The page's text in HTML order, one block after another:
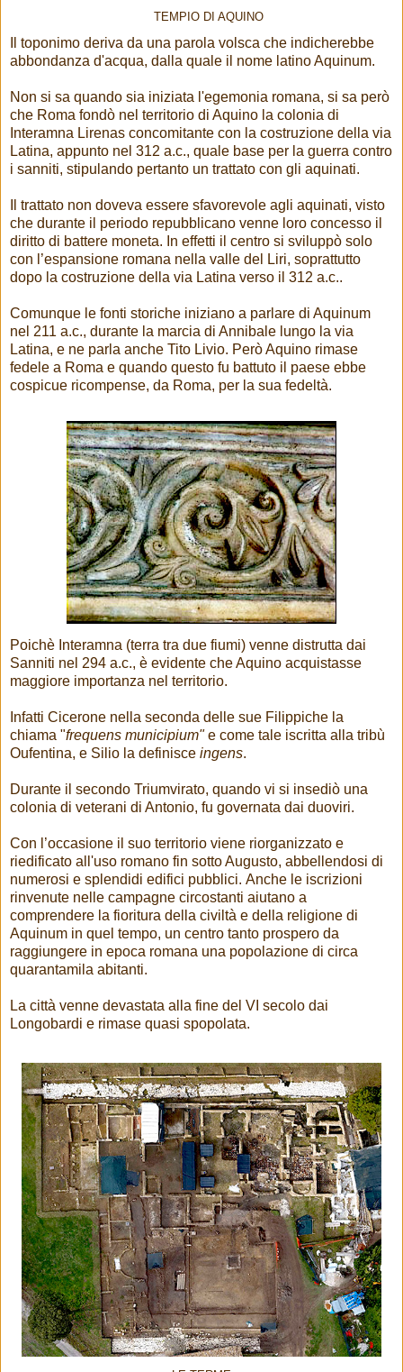
TEMPIO DI AQUINO
Il toponimo deriva da una parola volsca che indicherebbe
abbondanza d'acqua, dalla quale il nome latino Aquinum.
Non si sa quando sia iniziata l'egemonia romana, si sa però
che Roma fondò nel territorio di Aquino la colonia di
Interamna Lirenas concomitante con la costruzione della via
Latina, appunto nel 312 a.c., quale base per la guerra contro
i sanniti, stipulando pertanto un trattato con gli aquinati.
Il trattato non doveva essere sfavorevole agli aquinati, visto
che durante il periodo repubblicano venne loro concesso il
diritto di battere moneta. In effetti il centro si sviluppò solo
con l’espansione romana nella valle del Liri, soprattutto
dopo la costruzione della via Latina verso il 312 a.c..
Comunque le fonti storiche iniziano a parlare di Aquinum
nel 211 a.c., durante la marcia di Annibale lungo la via
Latina, e ne parla anche Tito Livio. Però Aquino rimase
fedele a Roma e quando questo fu battuto il paese ebbe
cospicue ricompense, da Roma, per la sua fedeltà.
Poichè Interamna (terra tra due fiumi) venne distrutta dai
Sanniti nel 294 a.c., è evidente che Aquino acquistasse
maggiore importanza nel territorio.
Infatti Cicerone nella seconda delle sue Filippiche la
chiama "frequens municipium"e come tale iscritta alla tribù
Oufentina, e Silio la definisce ingens.
Durante il secondo Triumvirato, quando vi si insediò una
colonia di veterani di Antonio, fu governata dai duoviri.
Con l’occasione il suo territorio viene riorganizzato e
riedificato all'uso romano fin sotto Augusto, abbellendosi di
numerosi e splendidi edifici pubblici. Anche le iscrizioni
rinvenute nelle campagne circostanti aiutano a
comprendere la fioritura della civiltà e della religione di
Aquinum in quel tempo, un centro tanto prospero da
raggiungere in epoca romana una popolazione di circa
quarantamila abitanti.
La città venne devastata alla fine del VI secolo dai
Longobardi e rimase quasi spopolata.